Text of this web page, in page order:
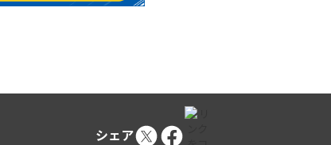
シェア